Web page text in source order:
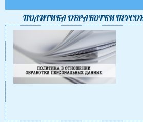
ПОЛИТИКА ОБРАБОТКИ